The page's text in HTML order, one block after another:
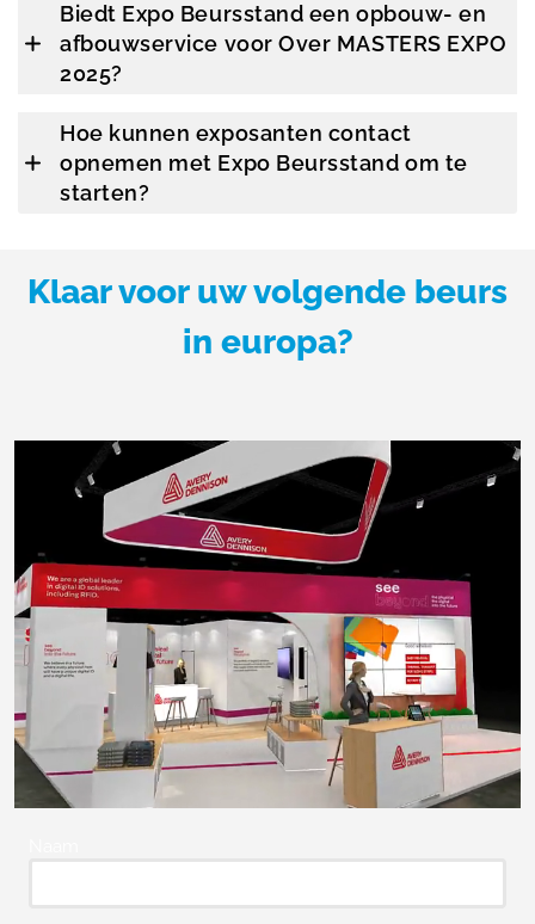
Biedt Expo Beursstand een opbouw- en
afbouwservice voor Over MASTERS EXPO
2025?
Hoe kunnen exposanten contact
opnemen met Expo Beursstand om te
starten?
Klaar voor uw volgende beurs
in europa?